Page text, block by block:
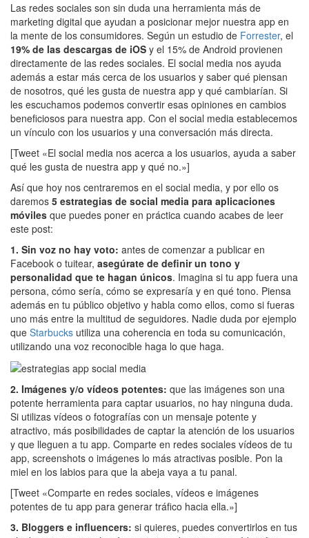
Las redes sociales son sin duda una herramienta más de
marketing digital que ayudan a posicionar mejor nuestra app en
la mente de los consumidores. Según un estudio de Forrester, el
19% de las descargas de iOS y el 15% de Android provienen
directamente de las redes sociales. El social media nos ayuda
además a estar más cerca de los usuarios y saber qué piensan
de nosotros, qué les gusta de nuestra app y qué cambiarían. Si
les escuchamos podemos convertir esas opiniones en cambios
beneficiosos para nuestra app. Con el social media establecemos
un vínculo con los usuarios y una conversación más directa.
[Tweet «El social media nos acerca a los usuarios, ayuda a saber
qué les gusta de nuestra app y qué no.»]
Así que hoy nos centraremos en el social media, y por ello os
daremos 5 estrategias de social media para aplicaciones
móviles que puedes poner en práctica cuando acabes de leer
este post:
1. Sin voz no hay voto: antes de comenzar a publicar en
Facebook o tuitear, asegúrate de definir un tono y
personalidad que te hagan únicos. Imagina si tu app fuera una
persona, cómo sería, cómo se expresaría y en qué tono. Piensa
además en tu público objetivo y habla como ellos, como si fueras
uno más entre la multitud de seguidores. Nadie duda por ejemplo
que Starbucks utiliza una coherencia en toda su comunicación,
utilizando una voz reconocible haga lo que haga.
2. Imágenes y/o vídeos potentes: que las imágenes son una
potente herramienta para captar usuarios, no hay ninguna duda.
Si utilizas vídeos o fotografías con un mensaje potente y
atractivo, más posibilidades de captar la atención de los usuarios
y que lleguen a tu app. Comparte en redes sociales vídeos de tu
app, screenshots o imágenes lo más atractivas posible. Pon la
miel en los labios para que la abeja vaya a tu panal.
[Tweet «Comparte en redes sociales, vídeos e imágenes
potentes de tu app para generar tráfico hacia ella.»]
3. Bloggers e influencers: si quieres, puedes convertirlos en tus